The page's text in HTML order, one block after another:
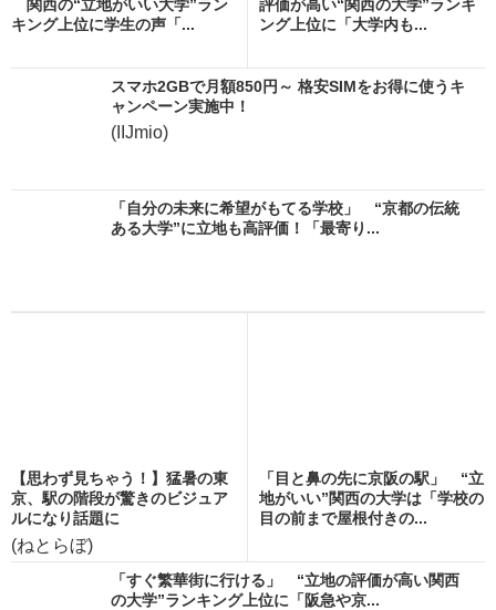
関西の“立地がいい大学”ラン
キング上位に学生の声「...
評価が高い“関西の大学”ランキ
ング上位に「大学内も...
スマホ2GBで月額850円～ 格安SIMをお得に使うキ
ャンペーン実施中！
(IIJmio)
「自分の未来に希望がもてる学校」 “京都の伝統
ある大学”に立地も高評価！「最寄り...
【思わず見ちゃう！】猛暑の東
京、駅の階段が驚きのビジュア
ルになり話題に
(ねとらぼ)
「目と鼻の先に京阪の駅」 “立
地がいい”関西の大学は「学校の
目の前まで屋根付きの...
「すぐ繁華街に行ける」 “立地の評価が高い関西
の大学”ランキング上位に「阪急や京...